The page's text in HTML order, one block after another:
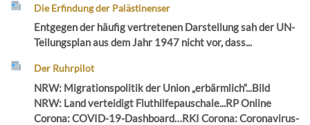
Die Erfindung der Palästinenser
Entgegen der häufig vertretenen Darstellung sah der UN-
Teilungsplan aus dem Jahr 1947 nicht vor, dass...
Der Ruhrpilot
NRW: Migrationspolitik der Union „erbärmlich“...Bild
NRW: Land verteidigt Fluthilfepauschale...RP Online
Corona: COVID-19-Dashboard…RKI Corona: Coronavirus-